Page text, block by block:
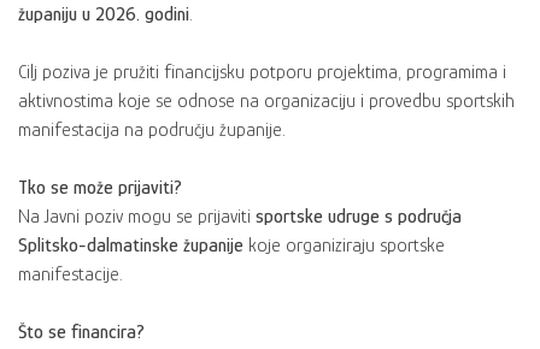
županiju u 2026. godini.
Cilj poziva je pružiti financijsku potporu projektima, programima i
aktivnostima koje se odnose na organizaciju i provedbu sportskih
manifestacija na području županije.
Tko se može prijaviti?
Na Javni poziv mogu se prijaviti sportske udruge s područja
Splitsko-dalmatinske županije koje organiziraju sportske
manifestacije.
Što se financira?